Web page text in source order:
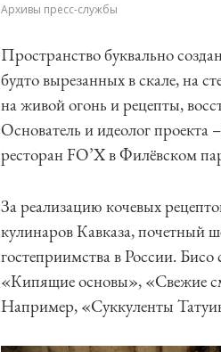
Архивы пресс-службы
Пространство буквально
будто вырезанных в скале, на
на живой огонь и рецепты,
Основатель и идеолог
ресторан FO’X в Филёвском
За реализацию кочевых
кулинаров Кавказа, почетный
гостеприимства в России.
«Кипящие основы», «Свежие
Например, «Суккуленты